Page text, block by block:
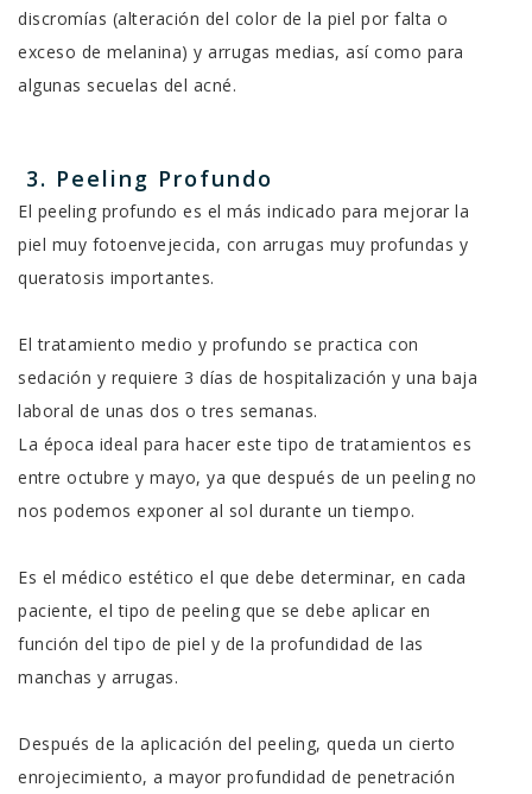
discromías (alteración del color de la piel por falta o
exceso de melanina) y arrugas medias, así como para
algunas secuelas del acné.
3. Peeling Profundo
El peeling profundo es el más indicado para mejorar la
piel muy fotoenvejecida, con arrugas muy profundas y
queratosis importantes.
El tratamiento medio y profundo se practica con
sedación y requiere 3 días de hospitalización y una baja
laboral de unas dos o tres semanas.
La época ideal para hacer este tipo de tratamientos es
entre octubre y mayo, ya que después de un peeling no
nos podemos exponer al sol durante un tiempo.
Es el médico estético el que debe determinar, en cada
paciente, el tipo de peeling que se debe aplicar en
función del tipo de piel y de la profundidad de las
manchas y arrugas.
Después de la aplicación del peeling, queda un cierto
enrojecimiento, a mayor profundidad de penetración